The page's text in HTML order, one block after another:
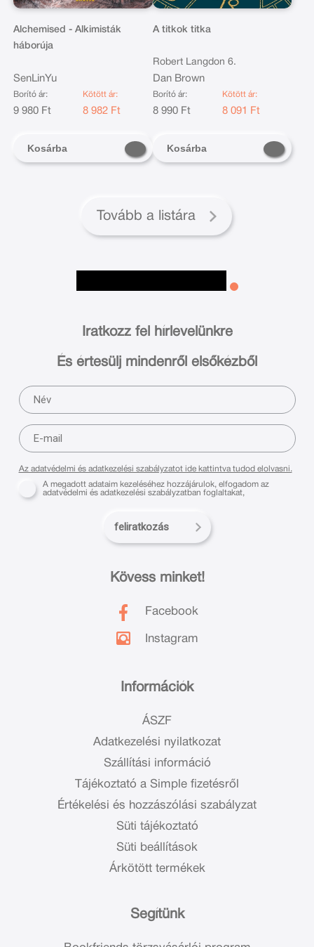
Alchemised - Alkimisták
háborúja
SenLinYu
Borító ár:
9 980 Ft
Kötött ár:
8 982 Ft
Kosárba
A titkok titka
Robert Langdon 6.
Dan Brown
Borító ár:
8 990 Ft
Kötött ár:
8 091 Ft
Kosárba
Tovább a listára
Információk
ÁSZF
Adatkezelési nyilatkozat
Szállítási információ
Tájékoztató a Simple fizetésről
Értékelési és hozzászólási szabályzat
Süti tájékoztató
Süti beállítások
Árkötött termékek
Segítünk
Kövess minket!
Facebook
Instagram
Iratkozz fel hírlevelünkre
És értesülj mindenről elsőkézből
Az adatvédelmi és adatkezelési szabályzatot ide kattintva tudod elolvasni.
A megadott adataim kezeléséhez hozzájárulok, elfogadom az
adatvédelmi és adatkezelési szabályzatban foglaltakat,
feliratkozás